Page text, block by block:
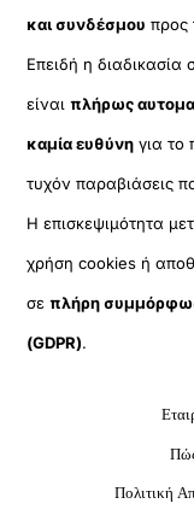
και συνδέσμου προς
Επειδή η διαδικασία
είναιπλήρως
καμία ευθύνη για το
τυχόν παραβιάσεις
Η επισκεψιμότητα
χρήση cookies ή
σεπλήρη
(GDPR).
Πολιτική